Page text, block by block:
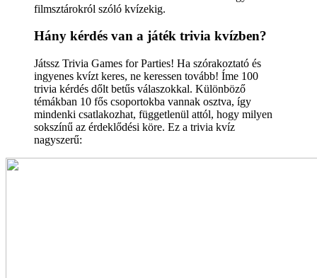
filmsztárokról szóló kvízekig.
Hány kérdés van a játék trivia kvízben?
Játssz Trivia Games for Parties! Ha szórakoztató és
ingyenes kvízt keres, ne keressen tovább! Íme 100
trivia kérdés dőlt betűs válaszokkal. Különböző
témákban 10 fős csoportokba vannak osztva, így
mindenki csatlakozhat, függetlenül attól, hogy milyen
sokszínű az érdeklődési köre. Ez a trivia kvíz
nagyszerű: